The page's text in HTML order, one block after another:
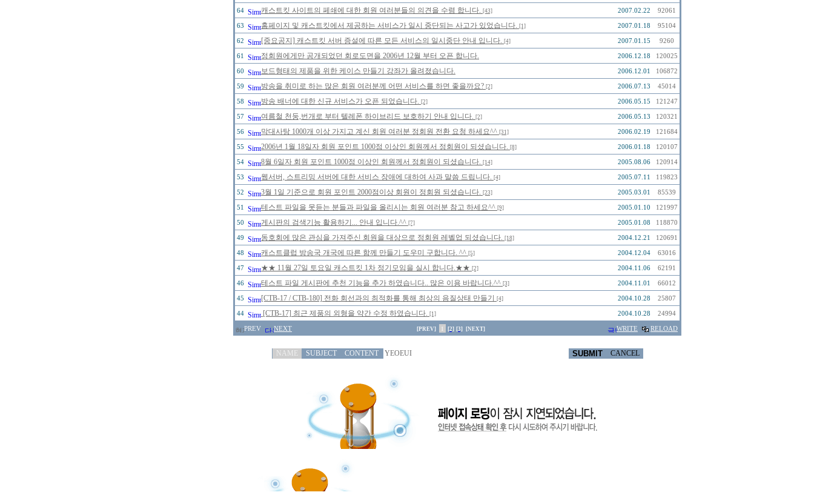
64 캐스트킷 사이트의 페쇄에 대한 회원 여러분들의 의견을 수렴 합니다. [43] 2007.02.22 92061
63 홈페이지 및 캐스트킷에서 제공하는 서비스가 일시 중단되는 사고가 있었습니다. [1] 2007.01.18 95104
62 [중요공지] 캐스트킷 서버 증설에 따른 모든 서비스의 일시중단 안내 입니다. [4] 2007.01.15 9260
61 정회원에게만 공개되었던 회로도면을 2006년 12월 부터 오픈 합니다. 2006.12.18 120025
60 보드형태의 제품을 위한 케이스 만들기 강좌가 올려졌습니다. 2006.12.01 106872
59 방송을 취미로 하는 많은 회원 여러분께 어떤 서비스를 하면 좋을까요? [2] 2006.07.13 45014
58 방송 배너에 대한 신규 서비스가 오픈 되었습니다. [2] 2006.05.15 121247
57 여름철 천둥,번개로 부터 텔레폰 하이브리드 보호하기 안내 입니다. [2] 2006.05.13 120321
56 막대사탕 1000개 이상 가지고 계신 회원 여러분 정회원 전환 요청 하세요^^ [31] 2006.02.19 121684
55 2006년 1월 18일자 회원 포인트 1000점 이상인 회원께서 정회원이 되셨습니다. [8] 2006.01.18 120107
54 8월 6일자 회원 포인트 1000점 이상인 회원께서 정회원이 되셨습니다. [14] 2005.08.06 120914
53 웹서버, 스트리밍 서버에 대한 서비스 장애에 대하여 사과 말씀 드립니다. [4] 2005.07.11 119823
52 3월 1일 기준으로 회원 포인트 2000점이상 회원이 정회원 되셨습니다. [23] 2005.03.01 85539
51 테스트 파일을 못듣는 분들과 파일을 올리시는 회원 여러분 참고 하세요^^ [9] 2005.01.10 121997
50 게시판의 검색기능 활용하기... 안내 입니다.^^ [7] 2005.01.08 118870
49 동호회에 많은 관심을 가져주신 회원을 대상으로 정회원 레벨업 되셨습니다. [18] 2004.12.21 120691
48 캐스트클럽 방송국 개국에 따른 함께 만들기 도우미 구합니다. ^^ [5] 2004.12.04 63016
47 ★★ 11월 27일 토요일 캐스트킷 1차 정기모임을 실시 합니다.★★ [2] 2004.11.06 62191
46 테스트 파일 게시판에 추천 기능을 추가 하였습니다.. 많은 이용 바랍니다.^^ [3] 2004.11.01 66012
45 [CTB-17 / CTB-180] 전화 회선과의 최적화를 통해 최상의 음질상태 만들기 [4] 2004.10.28 25807
44 [CTB-17] 최근 제품의 외형을 약간 수정 하였습니다. [1] 2004.10.28 24994
PREV NEXT [PREV] [2] [3] [NEXT] WRITE RELOAD
SUBMIT